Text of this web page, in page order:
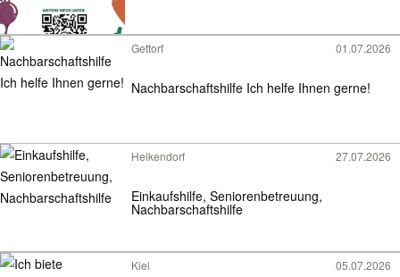
Gettorf 01.07.2026
Nachbarschaftshilfe Ich helfe Ihnen gerne!
Heikendorf 27.07.2026
Einkaufshilfe, Seniorenbetreuung,
Nachbarschaftshilfe
Kiel 05.07.2026